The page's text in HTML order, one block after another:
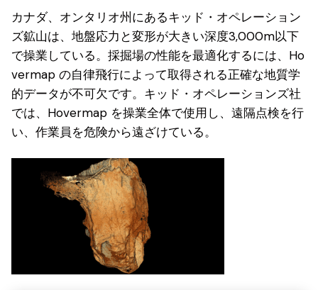
カナダ、オンタリオ州にあるキッド・オペレーション
ズ鉱山は、地盤応力と変形が大きい深度3,000m以下
で操業している。採掘場の性能を最適化するには、Ho
vermap の自律飛行によって取得される正確な地質学
的データが不可欠です。キッド・オペレーションズ社
では、Hovermap を操業全体で使用し、遠隔点検を行
い、作業員を危険から遠ざけている。